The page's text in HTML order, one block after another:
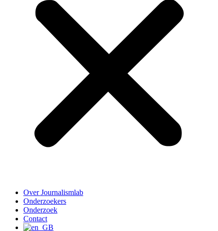
Over Journalismlab
Onderzoekers
Onderzoek
Contact